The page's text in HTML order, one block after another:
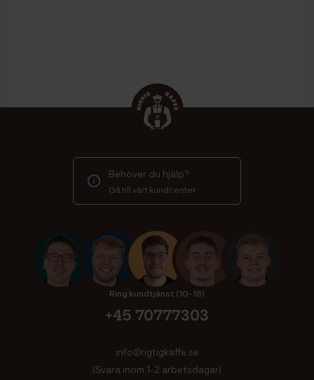
Behöver du hjälp?
Gå till vårt kundcenter
Ring kundtjänst (10-16)
+45 70777303
info@rigtigkaffe.se
(Svara inom 1-2 arbetsdagar)